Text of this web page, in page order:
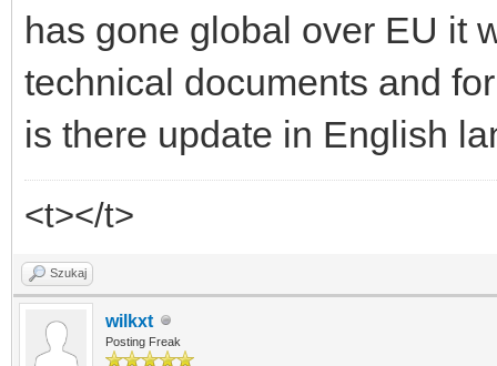
has gone global over EU it
technical documents and
is there update in English
<t></t>
Szukaj
wilkxt
Posting Freak